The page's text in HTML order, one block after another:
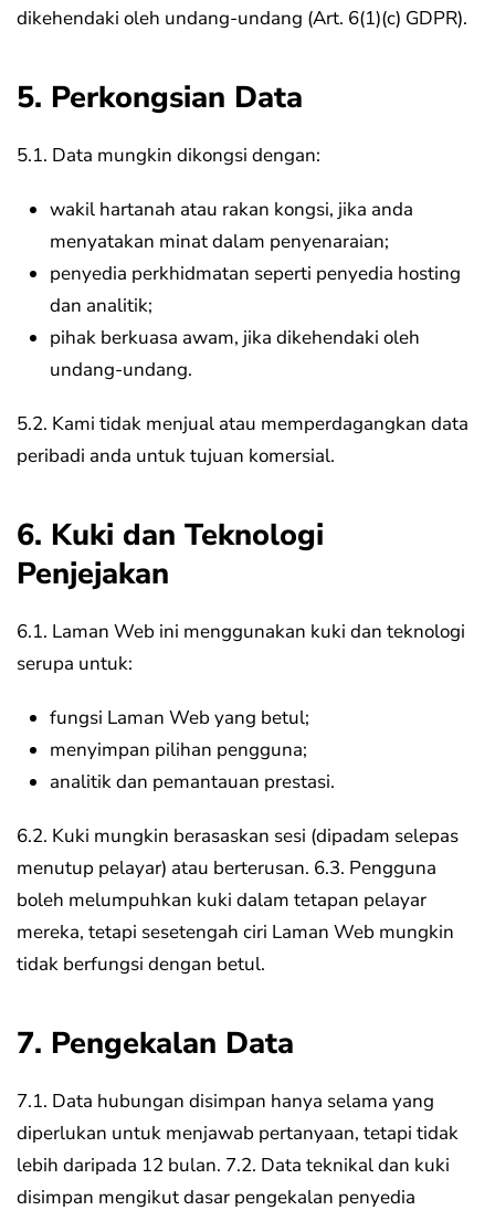
dikehendaki oleh undang-undang (Art. 6(1)(c) GDPR).
5. Perkongsian Data
5.1. Data mungkin dikongsi dengan:
wakil hartanah atau rakan kongsi, jika anda
menyatakan minat dalam penyenaraian;
penyedia perkhidmatan seperti penyedia hosting
dan analitik;
pihak berkuasa awam, jika dikehendaki oleh
undang-undang.
5.2. Kami tidak menjual atau memperdagangkan data
peribadi anda untuk tujuan komersial.
6. Kuki dan Teknologi
Penjejakan
6.1. Laman Web ini menggunakan kuki dan teknologi
serupa untuk:
fungsi Laman Web yang betul;
menyimpan pilihan pengguna;
analitik dan pemantauan prestasi.
6.2. Kuki mungkin berasaskan sesi (dipadam selepas
menutup pelayar) atau berterusan. 6.3. Pengguna
boleh melumpuhkan kuki dalam tetapan pelayar
mereka, tetapi sesetengah ciri Laman Web mungkin
tidak berfungsi dengan betul.
7. Pengekalan Data
7.1. Data hubungan disimpan hanya selama yang
diperlukan untuk menjawab pertanyaan, tetapi tidak
lebih daripada 12 bulan. 7.2. Data teknikal dan kuki
disimpan mengikut dasar pengekalan penyedia